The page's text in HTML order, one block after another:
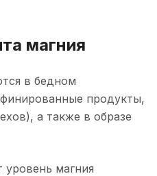
магния
в бедном
продукты,
а также в образе
магния